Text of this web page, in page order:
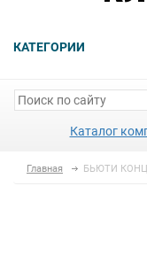
КАТЕГОРИИ
Каталог
Главная БЬЮТИ